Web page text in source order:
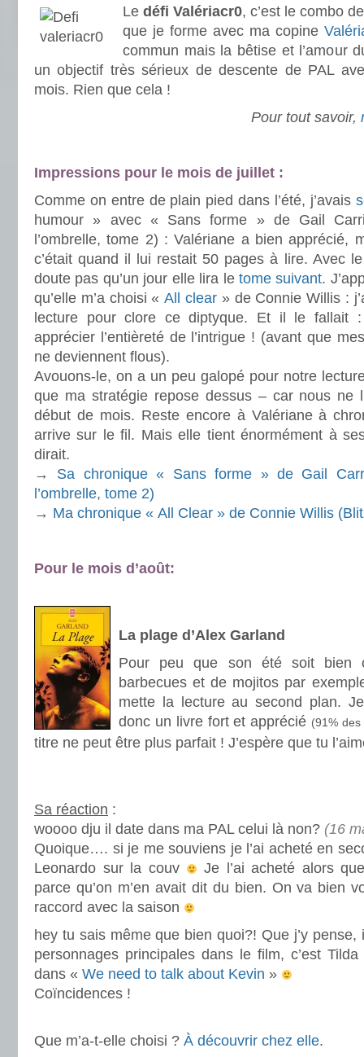
Le défi Valériacr0, c’est le combo
que je forme avec ma copine
commun mais la bêtise et l’amour
un objectif très sérieux de descente de PAL
mois. Rien que cela !
Pour tout savoir,
Impressions pour le mois de juillet :
Comme on entre de plain pied dans l’été, j’avais
humour » avec « Sans forme » de Gail
l’ombrelle, tome 2) : Valériane a bien apprécié,
c’était quand il lui restait 50 pages à lire. Avec
doute pas qu’un jour elle lira le tome suivant.
qu’elle m’a choisi «All clear » de Connie Willis :
lecture pour clore ce diptyque. Et il le fallait
apprécier l’entièreté de l’intrigue ! (avant que
ne deviennent flous).
Avouons-le, on a un peu galopé pour notre
que ma stratégie repose dessus – car nous ne
début de mois. Reste encore à Valériane à
arrive sur le fil. Mais elle tient énormément à
dirait.
→ Sa chronique « Sans forme » de Gail
l’ombrelle, tome 2)
→ Ma chronique « All Clear » de Connie Willis
Pour le mois d’août:
La plage d’Alex Garland
Pour peu que son été soit bien
barbecues et de mojitos par
mette la lecture au second plan.
donc un livre fort et apprécié (91% des
titre ne peut être plus parfait ! J’espère que tu
Sa réaction :
woooo dju il date dans ma PAL celui là non? (16
Quoique…. si je me souviens je l’ai acheté en
Leonardo sur la couv
Je l’ai acheté alors
parce qu’on m’en avait dit du bien. On va bien
raccord avec la saison
hey tu sais même que bien quoi?! Que j’y pense,
personnages principales dans le film, c’est
dans « We need to talk about Kevin »
Coïncidences !
Que m’a-t-elle choisi ? À découvrir chez elle.